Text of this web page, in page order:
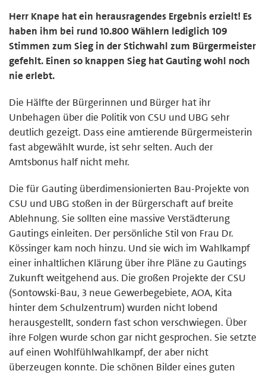
Herr Knape hat ein herausragendes Ergebnis erzielt! Es
haben ihm bei rund 10.800 Wählern lediglich 109
Stimmen zum Sieg in der Stichwahl zum Bürgermeister
gefehlt. Einen so knappen Sieg hat Gauting wohl noch
nie erlebt.
Die Hälfte der Bürgerinnen und Bürger hat ihr
Unbehagen über die Politik von CSU und UBG sehr
deutlich gezeigt. Dass eine amtierende Bürgermeisterin
fast abgewählt wurde, ist sehr selten. Auch der
Amtsbonus half nicht mehr.
Die für Gauting überdimensionierten Bau-Projekte von
CSU und UBG stoßen in der Bürgerschaft auf breite
Ablehnung. Sie sollten eine massive Verstädterung
Gautings einleiten. Der persönliche Stil von Frau Dr.
Kössinger kam noch hinzu. Und sie wich im Wahlkampf
einer inhaltlichen Klärung über ihre Pläne zu Gautings
Zukunft weitgehend aus. Die großen Projekte der CSU
(Sontowski-Bau, 3 neue Gewerbegebiete, AOA, Kita
hinter dem Schulzentrum) wurden nicht lobend
herausgestellt, sondern fast schon verschwiegen. Über
ihre Folgen wurde schon gar nicht gesprochen. Sie setzte
auf einen Wohlfühlwahlkampf, der aber nicht
überzeugen konnte. Die schönen Bilder eines guten